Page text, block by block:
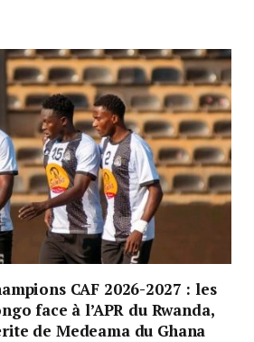
CAF 2026-2027 : les
face à l’APR du Rwanda,
de Medeama du Ghana